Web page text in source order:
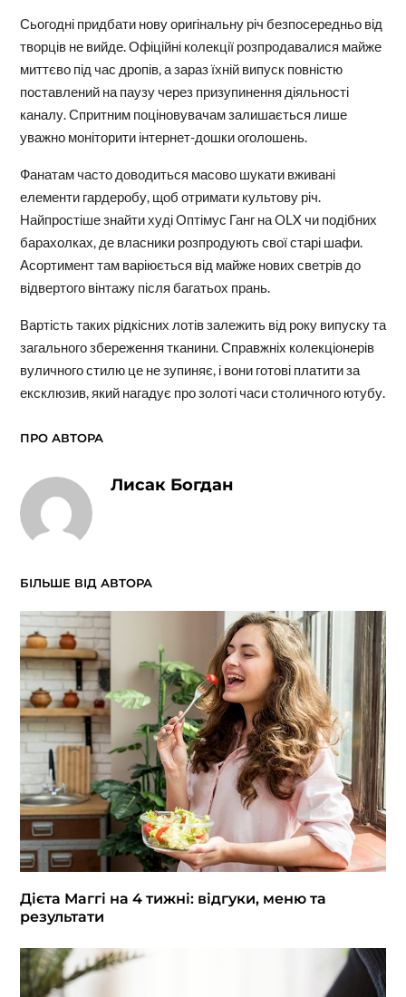
Сьогодні придбати нову оригінальну річ безпосередньо від
творців не вийде. Офіційні колекції розпродавалися майже
миттєво під час дропів, а зараз їхній випуск повністю
поставлений на паузу через призупинення діяльності
каналу. Спритним поціновувачам залишається лише
уважно моніторити інтернет-дошки оголошень.
Фанатам часто доводиться масово шукати вживані
елементи гардеробу, щоб отримати культову річ.
Найпростіше знайти худі Оптімус Ганг на OLX чи подібних
барахолках, де власники розпродують свої старі шафи.
Асортимент там варіюється від майже нових светрів до
відвертого вінтажу після багатьох прань.
Вартість таких рідкісних лотів залежить від року випуску та
загального збереження тканини. Справжніх колекціонерів
вуличного стилю це не зупиняє, і вони готові платити за
ексклюзив, який нагадує про золоті часи столичного ютубу.
ПРО АВТОРА
Лисак Богдан
БІЛЬШЕ ВІД АВТОРА
Дієта Маггі на 4 тижні: відгуки, меню та
результати